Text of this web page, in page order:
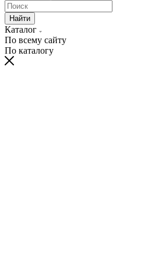
Найти
Каталог
По всему сайту
По каталогу